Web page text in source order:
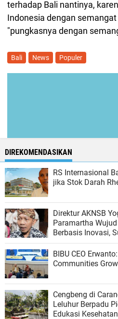
terhadap Bali nantinya,
Indonesia dengan
"pungkasnya dengan
Bali News Populer
DIREKOMENDASIKAN
RS Internasional
jika Stok Darah
Direktur AKNSB
Paramartha
Berbasis Inovasi,
Bali
BIBU CEO
Communities Grow
Cengbeng di
Leluhur Berpadu
Edukasi Kesehatan